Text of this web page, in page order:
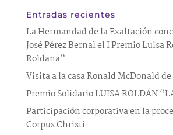
Entradas recientes
La Hermandad de la Exaltación
José Pérez Bernal el I Premio Luisa
Roldana”
Visita a la casa Ronald McDonald
Premio Solidario LUISA ROLDÁN
Participación corporativa en la
Corpus Christi